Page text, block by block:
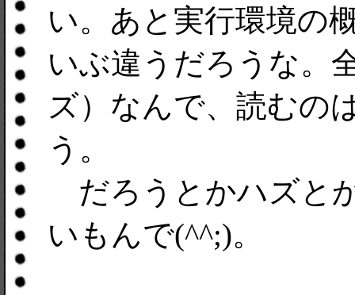
い。あと実行環境の
いぶ違うだろうな。
ズ）なんで、読むの
う。
だろうとかハズと
いもんで(^^;)。